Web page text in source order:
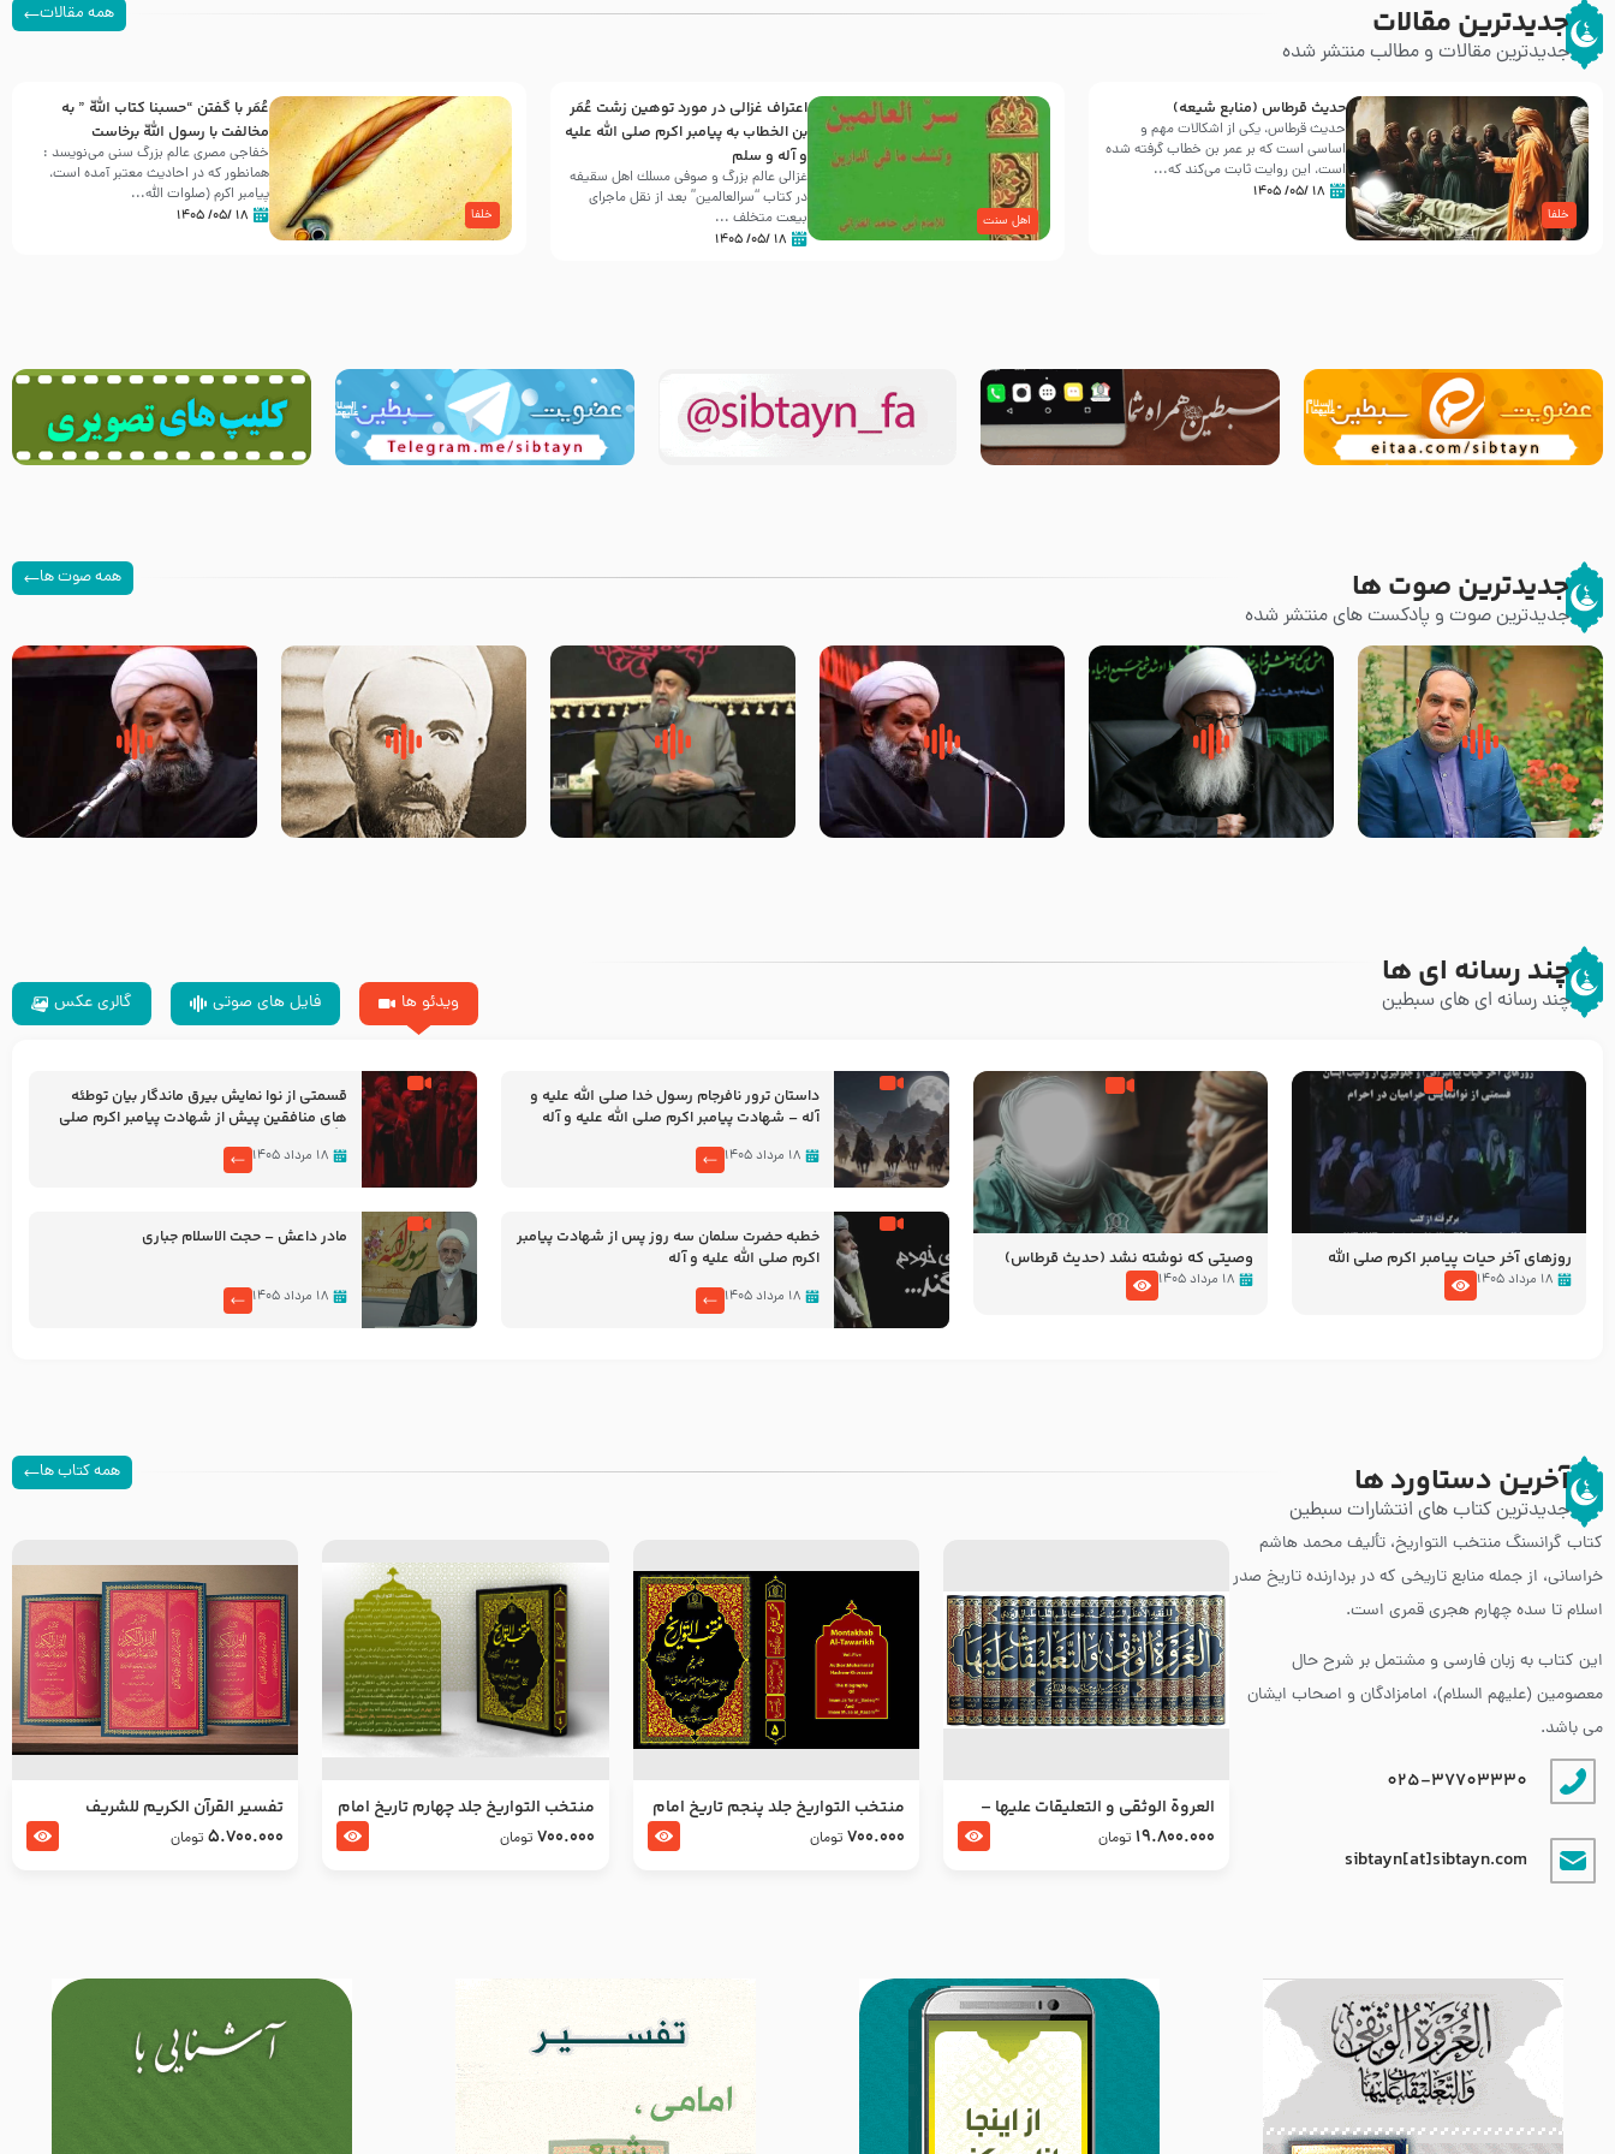
جدیدترین مقالات
جدیدترین مقالات و مطالب منتشر شده
همه مقالات
خلفا
حدیث قرطاس (منابع شیعه)
حدیث قرطاس، یکی از اشکالات مهم و
اساسی است که بر عمر بن خطاب گرفته شده
است، این روایت ثابت می‌کند که...
۱۸ /۰۵/ ۱۴۰۵
اهل سنت
اعتراف غزالی در مورد توهین زشت عُمَر
بن الخطاب به پیامبر اکرم صلی الله علیه
و آله و سلم
غزالی عالم بزرگ و صوفی مسلك اهل سقيفه
در کتاب “سرالعالمین” بعد از نقل ماجرای
بیعت متخلف ...
۱۸ /۰۵/ ۱۴۰۵
خلفا
عُمَر با گفتن “حسبنا كتاب اللّه ” به
مخالفت با رسول اللّه برخاست
خفاجی مصری عالم بزرگ سنی می‌نویسد :
همانطور که در احادیث معتبر آمده است،
پیامبر اکرم (صلوات اللّه...
۱۸ /۰۵/ ۱۴۰۵
جدیدترین صوت ها
جدیدترین صوت و پادکست های منتشر شده
همه صوت ها
پیامبر صلی الله علیه وآله و سلم
فرمودند وای بر بچه های آخر
زوّار اربعین امام حسین (علیه
السلام) با این اشتیاق به زیارت
روضه جانسوز پاره های جگر امام
حسن مجتبی علیه السلام-حجت
لقب حضرت رقیه سلام الله علیها
به چه معناست – حجت الاسلام
روضه‌ی مجلس یزید ملعون و
اسارت اهل‌بیت علیهم‌السلام –
سلام جوانی که امام حسین علیه
السلام خودش جوابش را دادند
چند رسانه ای ها
چند رسانه ای های سبطین ویدئو ها فایل های صوتی گالری عکس
روزهای آخر حیات پیامبر اکرم صلی الله
علیه و آله – قسمتی از نوانمایش حرامیان
۱۸ مرداد ۱۴۰۵
وصیتی که نوشته نشد (حدیث قرطاس)
۱۸ مرداد ۱۴۰۵
‌‌‌‌‌‌‌داستان ترور نافرجام رسول خدا صلی الله علیه و
آله – شهادت پیامبر اکرم صلی الله علیه و آله
۱۸ مرداد ۱۴۰۵
قسمتی از نوا نمایش بیرق ماندگار بیان توطئه
های منافقین پیش از شهادت پیامبر اکرم صلی
۱۸ مرداد ۱۴۰۵
خطبه حضرت سلمان سه روز پس از شهادت پیامبر
اکرم صلی الله علیه و آله
۱۸ مرداد ۱۴۰۵
مادر داعش – حجت الاسلام جباری
۱۸ مرداد ۱۴۰۵
آخرین دستاورد ها
جدیدترین کتاب های انتشارات سبطین
همه کتاب ها
کتاب گرانسنگ منتخب التواريخ، تألیف محمد هاشم
خراسانی، از جمله منابع تاریخی که در بردارنده تاریخ صدر
اسلام تا سده چهارم هجری قمری است.
این کتاب به زبان فارسی و مشتمل بر شرح حال
معصومین (علیهم السلام)، امامزادگان و اصحاب ایشان
می باشد.
025-37703330
sibtayn[at]sibtayn.com
العروة الوثقى و التعليقات عليها –
طرح جدید
19.800.000 تومان
منتخب التواریخ جلد پنجم تاریخ امام
جعفر صادق و امام موسی بن جعفر
700.000 تومان
منتخب التواریخ جلد چهارم تاریخ امام
زین العابدین و امام محمد باقر
700.000 تومان
تفسير القرآن الكريم للشريف
المرتضي قدس سرّه
5.700.000 تومان